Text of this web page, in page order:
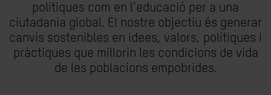
polítiques com en l'educació per a una
ciutadania global. El nostre objectiu és generar
canvis sostenibles en idees, valors, polítiques i
pràctiques que millorin les condicions de vida
de les poblacions empobrides.